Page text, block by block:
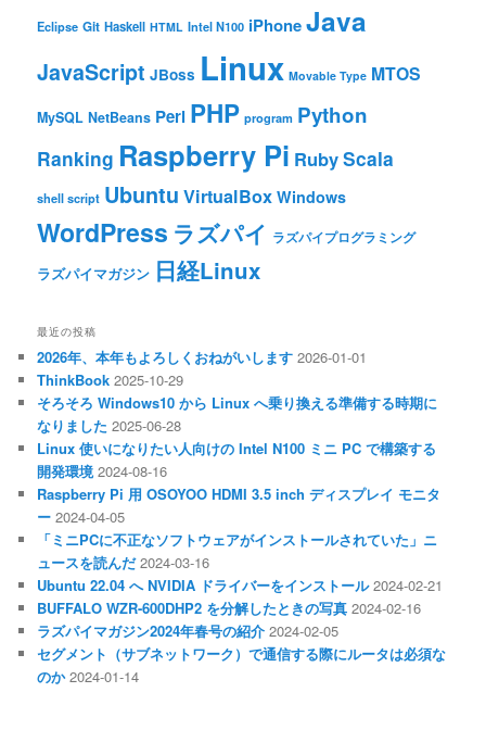
Eclipse Git Haskell HTML Intel N100 iPhoneJava
JavaScript JBoss Linux Movable Type MTOS
MySQL NetBeans Perl PHP program Python
Ranking Raspberry Pi RubyScala
shell script Ubuntu VirtualBox Windows
WordPress ラズパイ ラズパイプログラミング
ラズパイマガジン 日経Linux
最近の投稿
2026年、本年もよろしくおねがいします 2026-01-01
ThinkBook 2025-10-29
そろそろ Windows10 から Linux へ乗り換える準備する時期に
なりました 2025-06-28
Linux 使いになりたい人向けの Intel N100 ミニ PC で構築する
開発環境 2024-08-16
Raspberry Pi 用 OSOYOO HDMI 3.5 inch ディスプレイ モニタ
ー 2024-04-05
「ミニPCに不正なソフトウェアがインストールされていた」ニ
ュースを読んだ 2024-03-16
Ubuntu 22.04 へ NVIDIA ドライバーをインストール 2024-02-21
BUFFALO WZR-600DHP2 を分解したときの写真 2024-02-16
ラズパイマガジン2024年春号の紹介 2024-02-05
セグメント（サブネットワーク）で通信する際にルータは必須な
のか 2024-01-14